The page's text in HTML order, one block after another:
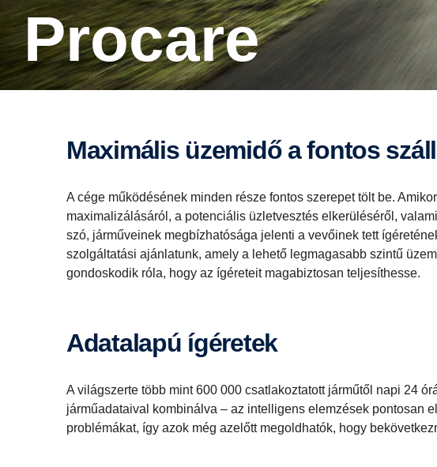
Procare
Maximális üzemidő a fontos
A cége működésének minden része fontos szerepet tölt be.
maximalizálásáról, a potenciális üzletvesztés elkerüléséről,
szó, járműveinek megbízhatósága jelenti a vevőinek tett
szolgáltatási ajánlatunk, amely a lehető legmagasabb szintű
gondoskodik róla, hogy az ígéreteit magabiztosan teljesíthesse.
Adatalapú ígéretek
A világszerte több mint 600 000 csatlakoztatott járműtől napi 24
járműadataival kombinálva – az intelligens elemzések pontosan
problémákat, így azok még azelőtt megoldhatók, hogy